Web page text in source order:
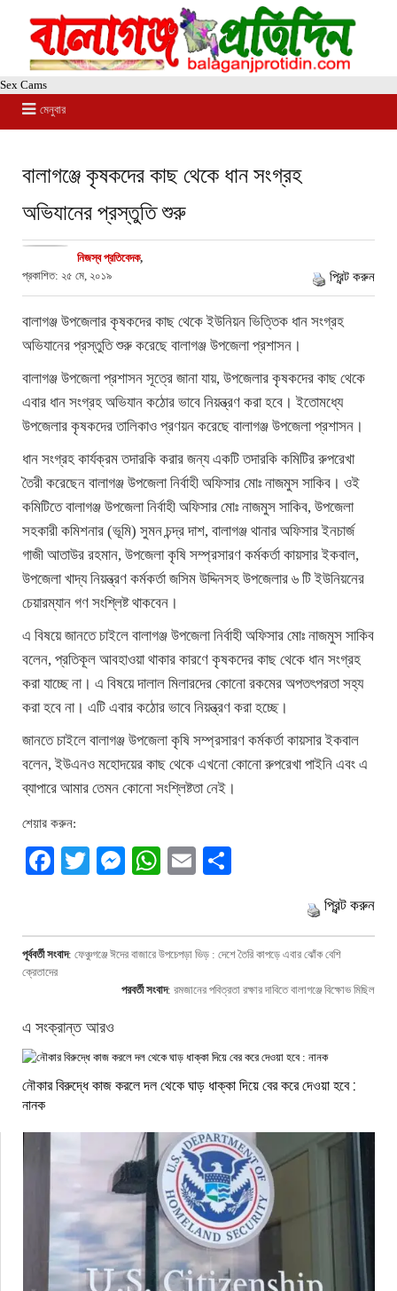
Sex Cams
মেনুবার
বালাগঞ্জে কৃষকদের কাছ থেকে ধান সংগ্রহ
অভিযানের প্রস্তুতি শুরু
নিজস্ব প্রতিবেদক,
প্রকাশিত: ২৫ মে, ২০১৯
প্রিন্ট করুন
বালাগঞ্জ উপজেলার কৃষকদের কাছ থেকে ইউনিয়ন ভিত্তিক ধান সংগ্রহ
অভিযানের প্রস্তুতি শুরু করেছে বালাগঞ্জ উপজেলা প্রশাসন।
বালাগঞ্জ উপজেলা প্রশাসন সূত্রে জানা যায়, উপজেলার কৃষকদের কাছ থেকে
এবার ধান সংগ্রহ অভিযান কঠোর ভাবে নিয়ন্ত্রণ করা হবে। ইতোমধ্যে
উপজেলার কৃষকদের তালিকাও প্রণয়ন করেছে বালাগঞ্জ উপজেলা প্রশাসন।
ধান সংগ্রহ কার্যক্রম তদারকি করার জন্য একটি তদারকি কমিটির রুপরেখা
তৈরী করেছেন বালাগঞ্জ উপজেলা নির্বাহী অফিসার মোঃ নাজমুস সাকিব। ওই
কমিটিতে বালাগঞ্জ উপজেলা নির্বাহী অফিসার মোঃ নাজমুস সাকিব, উপজেলা
সহকারী কমিশনার (ভূমি) সুমন চন্দ্র দাশ, বালাগঞ্জ থানার অফিসার ইনচার্জ
গাজী আতাউর রহমান, উপজেলা কৃষি সম্প্রসারণ কর্মকর্তা কায়সার ইকবাল,
উপজেলা খাদ্য নিয়ন্ত্রণ কর্মকর্তা জসিম উদ্দিনসহ উপজেলার ৬ টি ইউনিয়নের
চেয়ারম্যান গণ সংশ্লিষ্ট থাকবেন।
এ বিষয়ে জানতে চাইলে বালাগঞ্জ উপজেলা নির্বাহী অফিসার মোঃ নাজমুস সাকিব
বলেন, প্রতিকূল আবহাওয়া থাকার কারণে কৃষকদের কাছ থেকে ধান সংগ্রহ
করা যাচ্ছে না। এ বিষয়ে দালাল মিলারদের কোনো রকমের অপতৎপরতা সহ্য
করা হবে না। এটি এবার কঠোর ভাবে নিয়ন্ত্রণ করা হচ্ছে।
জানতে চাইলে বালাগঞ্জ উপজেলা কৃষি সম্প্রসারণ কর্মকর্তা কায়সার ইকবাল
বলেন, ইউএনও মহোদয়ের কাছ থেকে এখনো কোনো রুপরেখা পাইনি এবং এ
ব্যাপারে আমার তেমন কোনো সংশ্লিষ্টতা নেই।
শেয়ার করুন:
Facebook
TwitterMessenger
WhatsApp
Email
প্রিন্ট করুন
পূর্ববর্তী সংবাদ: ফেঞ্চুগঞ্জে ঈদের বাজারে উপচেপড়া ভিড় : দেশে তৈরি কাপড়ে এবার ঝোঁক বেশি
ক্রেতাদের
পরবর্তী সংবাদ: রমজানের পবিত্রতা রক্ষার দাবিতে বালাগঞ্জে বিক্ষোভ মিছিল
এ সংক্রান্ত আরও
নৌকার বিরুদ্ধে কাজ করলে দল থেকে ঘাড় ধাক্কা দিয়ে বের করে দেওয়া হবে :
নানক